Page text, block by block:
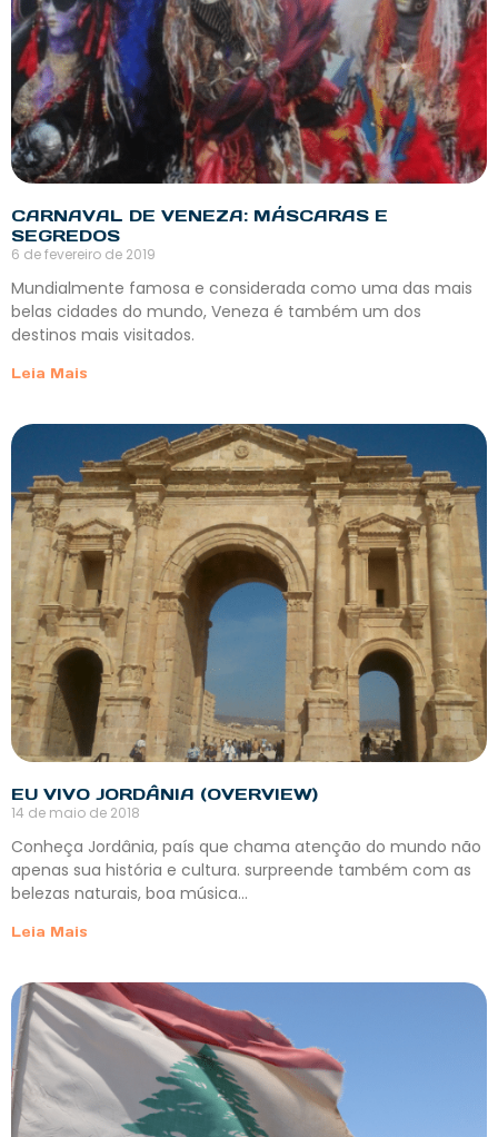
CARNAVAL DE VENEZA: MÁSCARAS E
SEGREDOS
6 de fevereiro de 2019
Mundialmente famosa e considerada como uma das mais
belas cidades do mundo, Veneza é também um dos
destinos mais visitados.
Leia Mais
EU VIVO JORDÂNIA (OVERVIEW)
14 de maio de 2018
Conheça Jordânia, país que chama atenção do mundo não
apenas sua história e cultura. surpreende também com as
belezas naturais, boa música…
Leia Mais